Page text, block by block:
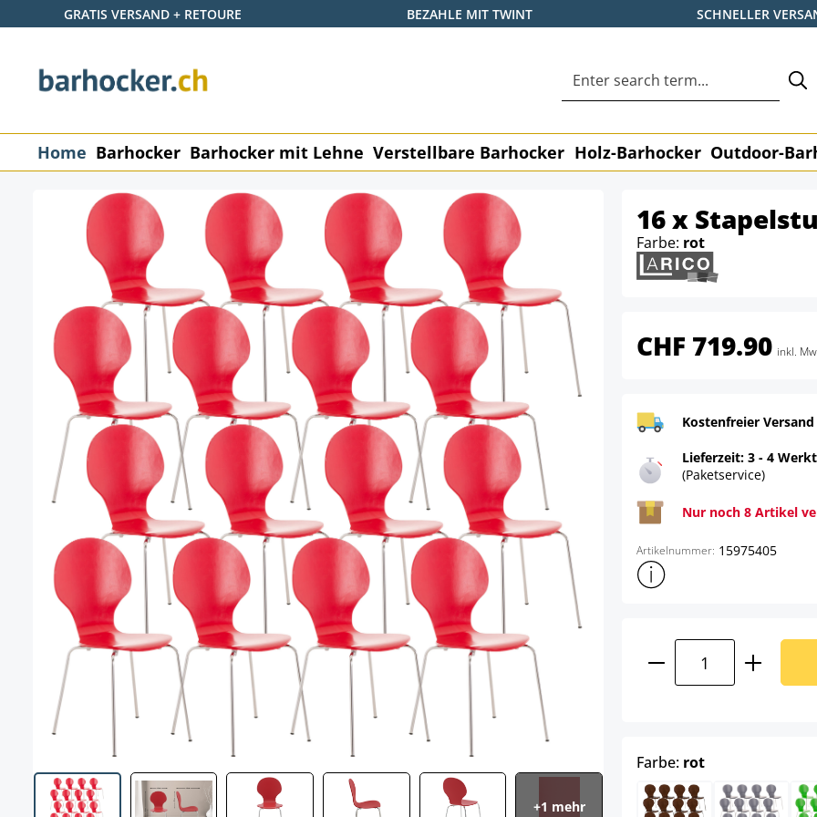
Hauptinhalt springen
Zur Suche springen
Zur Hauptnavigation springen
GRATIS VERSAND + RETOURE BEZAHLE MIT TWINT SCHNELLER
Home Barhocker Barhocker mit Lehne Verstellbare Barhocker Holz-Barhocker Outdoor-
+1 mehr
16 x
Farbe: rot
CHF 719.90 inkl.
Kostenfreier
Lieferzeit: 3 - 4
(Paketservice)
Nur noch 8 Artikel
Artikelnummer: 15975405
Weitere
Produkt Anzahl:
Farbe: rotauswählen